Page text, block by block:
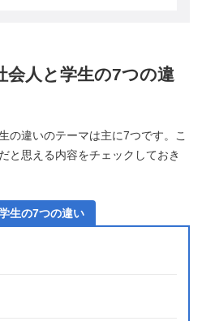
会人と学生の7つの違
の違いのテーマは主に7つです。こ
と思える内容をチェックしておき
生の7つの違い